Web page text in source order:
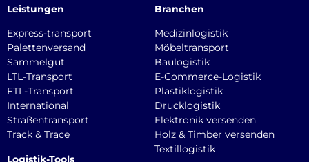
Leistungen
Express-transport
Palettenversand
Sammelgut
LTL-Transport
FTL-Transport
International
Straßentransport
Track & Trace
Logistik-Tools
Branchen
Medizinlogistik
Möbeltransport
Baulogistik
E-Commerce-Logistik
Plastiklogistik
Drucklogistik
Elektronik versenden
Holz & Timber versenden
Textillogistik